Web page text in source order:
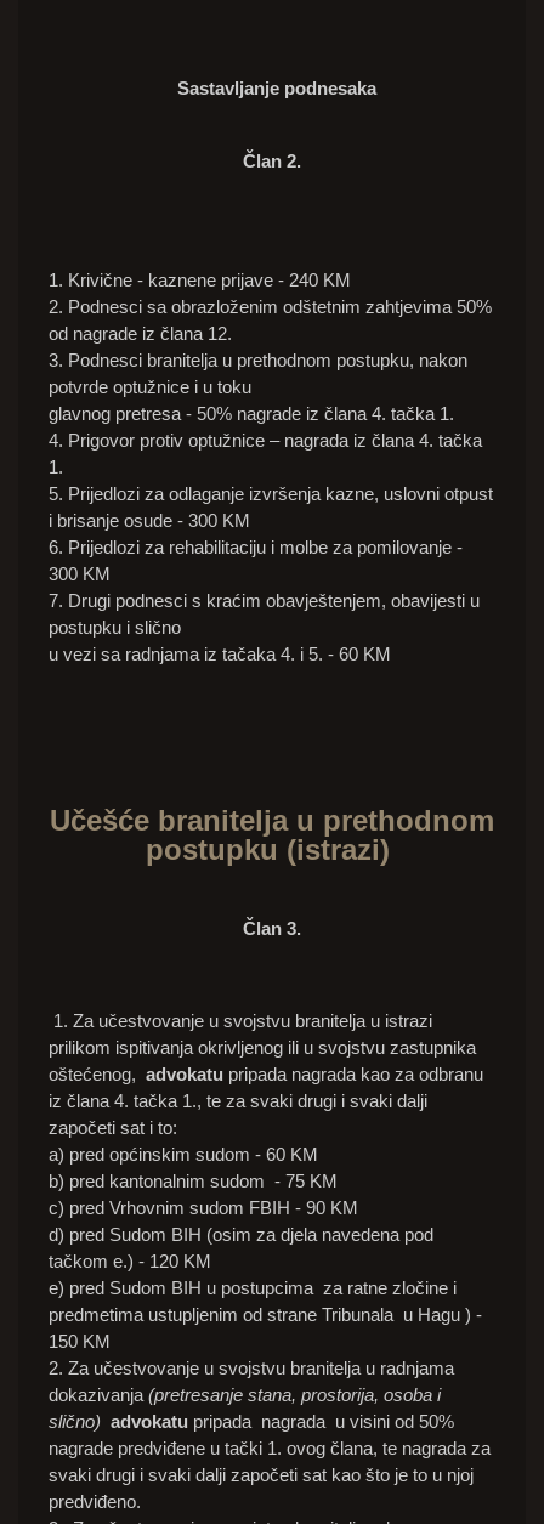
Sastavljanje podnesaka
Član 2.
1. Krivične - kaznene prijave - 240 KM
2. Podnesci sa obrazloženim odštetnim zahtjevima 50%
od nagrade iz člana 12.
3. Podnesci branitelja u prethodnom postupku, nakon
potvrde optužnice i u toku
glavnog pretresa - 50% nagrade iz člana 4. tačka 1.
4. Prigovor protiv optužnice – nagrada iz člana 4. tačka
1.
5. Prijedlozi za odlaganje izvršenja kazne, uslovni otpust
i brisanje osude - 300 KM
6. Prijedlozi za rehabilitaciju i molbe za pomilovanje -
300 KM
7. Drugi podnesci s kraćim obavještenjem, obavijesti u
postupku i slično
u vezi sa radnjama iz tačaka 4. i 5. - 60 KM
Učešće branitelja u prethodnom
postupku (istrazi)
Član 3.
1. Za učestvovanje u svojstvu branitelja u istrazi
prilikom ispitivanja okrivljenog ili u svojstvu zastupnika
oštećenog, advokatu pripada nagrada kao za odbranu
iz člana 4. tačka 1., te za svaki drugi i svaki dalji
započeti sat i to:
a) pred općinskim sudom - 60 KM
b) pred kantonalnim sudom - 75 KM
c) pred Vrhovnim sudom FBIH - 90 KM
d) pred Sudom BIH (osim za djela navedena pod
tačkom e.) - 120 KM
e) pred Sudom BIH u postupcima za ratne zločine i
predmetima ustupljenim od strane Tribunala u Hagu ) -
150 KM
2. Za učestvovanje u svojstvu branitelja u radnjama
dokazivanja (pretresanje stana, prostorija, osoba i
slično) advokatu pripada nagrada u visini od 50%
nagrade predviđene u tački 1. ovog člana, te nagrada za
svaki drugi i svaki dalji započeti sat kao što je to u njoj
predviđeno.